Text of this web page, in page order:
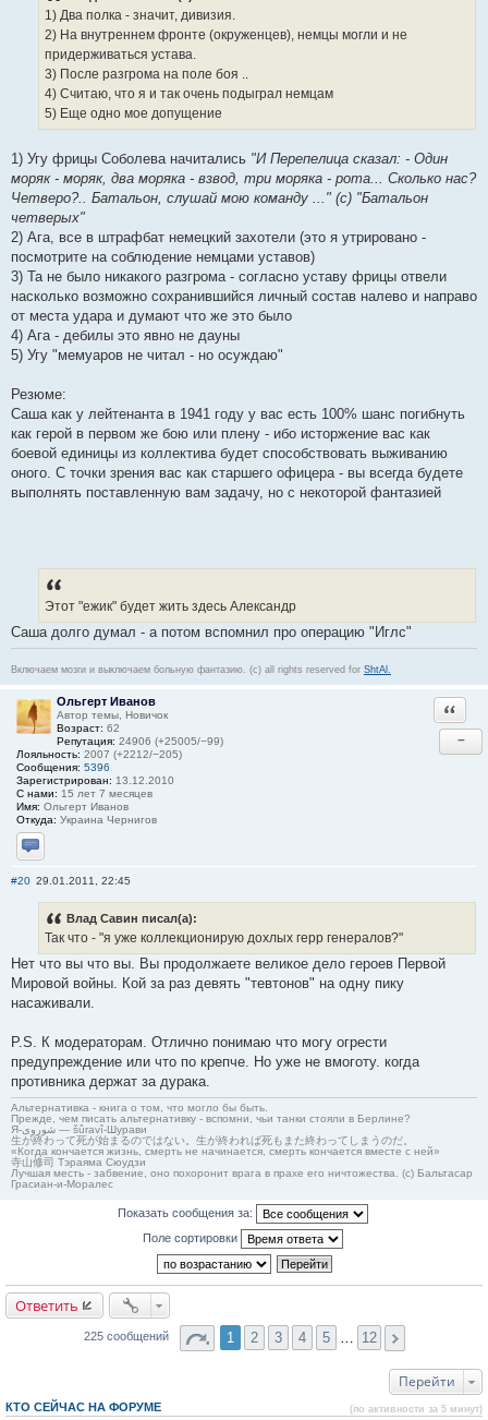
1) Два полка - значит, дивизия.
2) На внутреннем фронте (окруженцев), немцы могли и не
придерживаться устава.
3) После разгрома на поле боя ..
4) Считаю, что я и так очень подыграл немцам
5) Еще одно мое допущение
1) Угу фрицы Соболева начитались "И Перепелица сказал: - Один
моряк - моряк, два моряка - взвод, три моряка - рота... Сколько нас?
Четверо?.. Батальон, слушай мою команду ..." (с) "Батальон
четверых"
2) Ага, все в штрафбат немецкий захотели (это я утрировано -
посмотрите на соблюдение немцами уставов)
3) Та не было никакого разгрома - согласно уставу фрицы отвели
насколько возможно сохранившийся личный состав налево и направо
от места удара и думают что же это было
4) Ага - дебилы это явно не дауны
5) Угу "мемуаров не читал - но осуждаю"
Резюме:
Саша как у лейтенанта в 1941 году у вас есть 100% шанс погибнуть
как герой в первом же бою или плену - ибо исторжение вас как
боевой единицы из коллектива будет способствовать выживанию
оного. С точки зрения вас как старшего офицера - вы всегда будете
выполнять поставленную вам задачу, но с некоторой фантазией
Этот "ежик" будет жить здесь Александр
Саша долго думал - а потом вспомнил про операцию "Иглс"
Включаем мозги и выключаем больную фантазию. (c) all rights reserved for ShtAl.
Ольгерт Иванов
Автор темы, Новичок
Возраст: 62
Репутация: 24906 (+25005/−99)
Лояльность: 2007 (+2212/−205)
Сообщения: 5396
Зарегистрирован: 13.12.2010
С нами: 15 лет 7 месяцев
Имя: Ольгерт Иванов
Откуда: Украина Чернигов
Отправить личное сообщение
−
#20 29.01.2011, 22:45
Влад Савин писал(а):
Так что - "я уже коллекционирую дохлых герр генералов?"
Нет что вы что вы. Вы продолжаете великое дело героев Первой
Мировой войны. Кой за раз девять "тевтонов" на одну пику
насаживали.
P.S. К модераторам. Отлично понимаю что могу огрести
предупреждение или что по крепче. Но уже не вмоготу. когда
противника держат за дурака.
Альтернативка - книга о том, что могло бы быть.
Прежде, чем писать альтернативку - вспомни, чьи танки стояли в Берлине?
Я-شوروی — šûravî-Шурави
生が終わって死が始まるのではない。生が終われば死もまた終わってしまうのだ。
«Когда кончается жизнь, смерть не начинается, смерть кончается вместе с ней»
寺山修司 Тэраяма Сюудзи
Лучшая месть - забвение, оно похоронит врага в прахе его ничтожества. (с) Бальтасар
Грасиан-и-Моралес
Показать сообщения за:
Поле сортировки
Ответить
225 сообщений 1 2 3 4 5 … 12
Перейти
КТО СЕЙЧАС НА ФОРУМЕ (по активности за 5 минут)